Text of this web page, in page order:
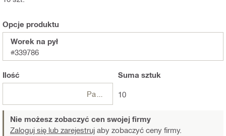
Opcje produktu
Worek na pył
#339786
Ilość Suma sztuk
10
Nie możesz zobaczyć cen swojej firmy
Zaloguj się lub zarejestruj aby zobaczyć ceny firmy.